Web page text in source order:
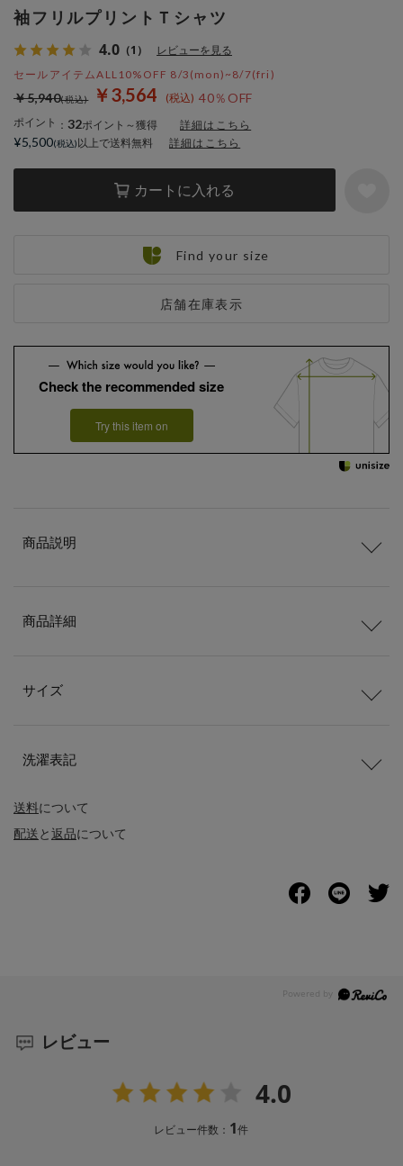
袖フリルプリントＴシャツ
4.0 （1） レビューを見る
セールアイテムALL10%OFF 8/3(mon)~8/7(fri)
￥3,564 40％OFF
￥5,940
ポイント ： 32ポイント～獲得 詳細はこちら
カートに入れる
店舗在庫表示
¥5,500 以上で送料無料 詳細はこちら
Find your size
Check the recommended size
Try this item on
送料について
配送と返品について
商品説明
商品詳細
サイズ
洗濯表記
レビュー
4.0
レビュー件数： 1件